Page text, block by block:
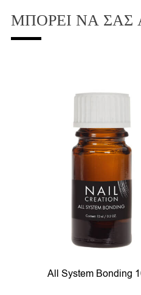
ΜΠΟΡΕΊ ΝΑ
All System Bonding